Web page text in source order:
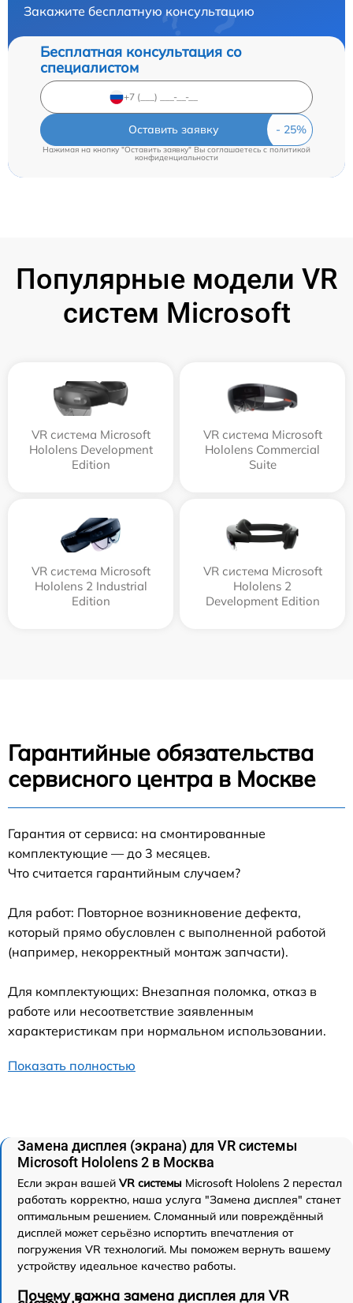
Закажите бесплатную консультацию
Бесплатная консультация со
специалистом
Оставить заявку
Нажимая на кнопку "Оставить заявку" Вы соглашаетесь cполитикой
конфиденциальности
Популярные модели VR
систем Microsoft
VR система Microsoft
Hololens Development
Edition
VR система Microsoft
Hololens Commercial
Suite
VR система Microsoft
Hololens 2 Industrial
Edition
VR система Microsoft
Hololens 2
Development Edition
Гарантийные обязательства
сервисного центра в Москве
Гарантия от сервиса: на смонтированные
комплектующие — до 3 месяцев.
Что считается гарантийным случаем?
Для работ: Повторное возникновение дефекта,
который прямо обусловлен с выполненной работой
(например, некорректный монтаж запчасти).
Для комплектующих: Внезапная поломка, отказ в
работе или несоответствие заявленным
характеристикам при нормальном использовании.
Показать полностью
Замена дисплея (экрана) для VR системы
Microsoft Hololens 2 в Москва
Если экран вашей VR системы Microsoft Hololens 2 перестал
работать корректно, наша услуга "Замена дисплея" станет
оптимальным решением. Сломанный или повреждённый
дисплей может серьёзно испортить впечатления от
погружения VR технологий. Мы поможем вернуть вашему
устройству идеальное качество работы.
Почему важна замена дисплея для VR